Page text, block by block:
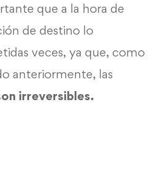
que a la hora de
de destino lo
veces, ya que, como
anteriormente, las
irreversibles.